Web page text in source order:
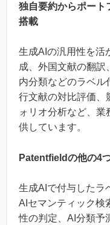
独自要約からポート
搭載
生成AIの汎用性を活
成、外国文献の翻訳
内分類などのラベル
行文献の対比評価、
ォリオ分析など、
供しています。
Patentfieldの他の4
生成AIで付与したラ
AIセマンティック検
性の判定、AI分類予